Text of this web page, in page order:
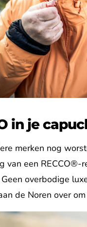
in je
merken nog
van een RECCO®-
overbodige
de Noren over